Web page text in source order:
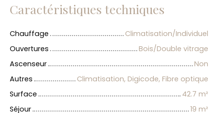
Caractéristiques techniques
Chauffage
Climatisation/Individuel
Ouvertures
Bois/Double vitrage
Ascenseur
Non
Autres
Climatisation, Digicode, Fibre optique
Surface
42.7 m²
Séjour
19 m²